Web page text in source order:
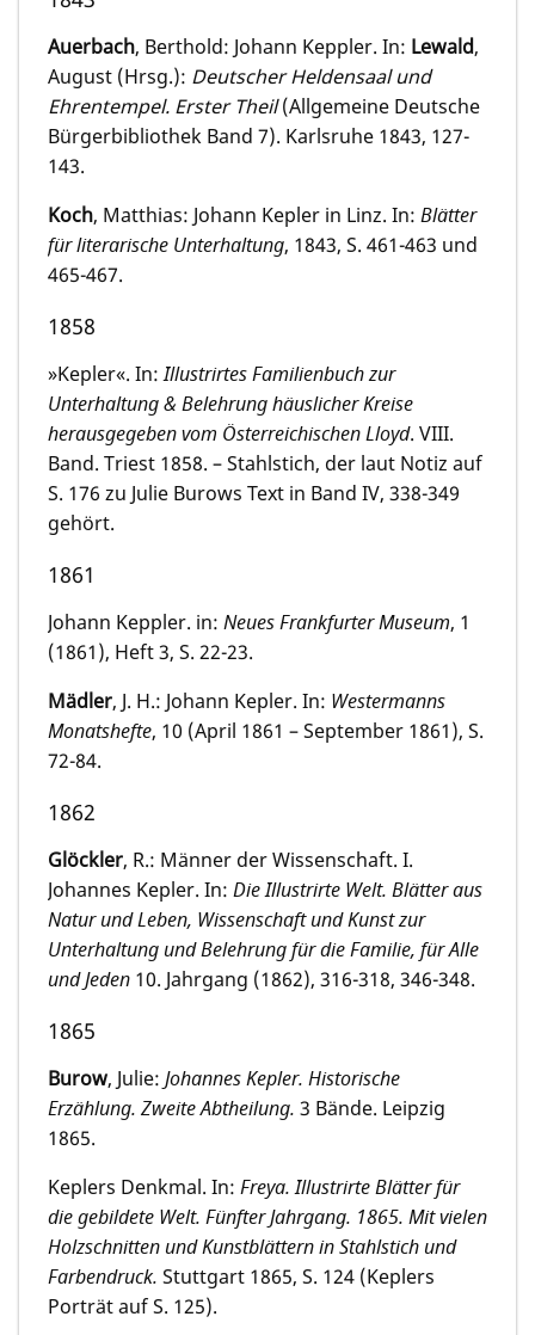
Auerbach, Berthold: Johann Keppler. In: Lewald,
August (Hrsg.): Deutscher Heldensaal und
Ehrentempel. Erster Theil(Allgemeine Deutsche
Bürgerbibliothek Band 7). Karlsruhe 1843, 127-
143.
Koch, Matthias: Johann Kepler in Linz. In: Blätter
für literarische Unterhaltung, 1843, S. 461-463 und
465-467.
1858
»Kepler«. In:Illustrirtes Familienbuch zur
Unterhaltung & Belehrung häuslicher Kreise
herausgegeben vom Österreichischen Lloyd. VIII.
Band. Triest 1858. – Stahlstich, der laut Notiz auf
S. 176 zu Julie Burows Text in Band IV, 338-349
gehört.
1861
Johann Keppler. in: Neues Frankfurter Museum, 1
(1861), Heft 3, S. 22-23.
Mädler, J. H.: Johann Kepler. In: Westermanns
Monatshefte, 10 (April 1861 – September 1861), S.
72-84.
1862
Glöckler, R.: Männer der Wissenschaft. I.
Johannes Kepler. In: Die Illustrirte Welt. Blätter aus
Natur und Leben, Wissenschaft und Kunst zur
Unterhaltung und Belehrung für die Familie, für Alle
und Jeden 10. Jahrgang (1862), 316-318, 346-348.
1865
Burow, Julie: Johannes Kepler. Historische
Erzählung. Zweite Abtheilung. 3 Bände. Leipzig
1865.
Keplers Denkmal. In: Freya. Illustrirte Blätter für
die gebildete Welt. Fünfter Jahrgang. 1865. Mit vielen
Holzschnitten und Kunstblättern in Stahlstich und
Farbendruck. Stuttgart 1865, S. 124 (Keplers
Porträt auf S. 125).